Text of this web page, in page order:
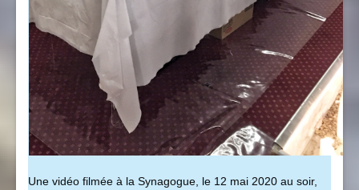
Une vidéo filmée à la Synagogue, le 12 mai 2020 au soir,